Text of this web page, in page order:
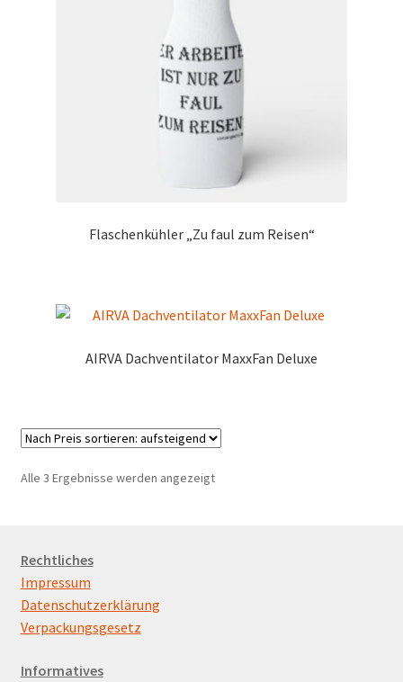
Flaschenkühler „Zu faul zum Reisen“
AIRVA Dachventilator MaxxFan Deluxe
Alle 3 Ergebnisse werden angezeigtNach
Rechtliches
Impressum
Datenschutzerklärung
Verpackungsgesetz
Informatives